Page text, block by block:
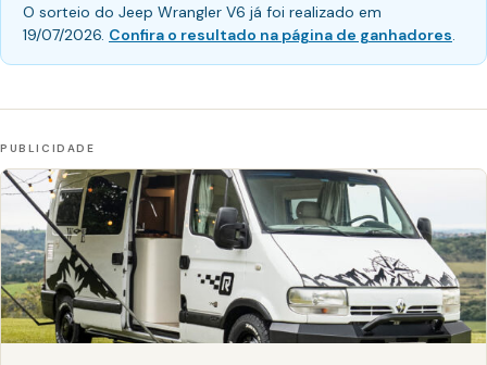
O sorteio do Jeep Wrangler V6 já foi realizado em
19/07/2026. Confira o resultado na página de ganhadores.